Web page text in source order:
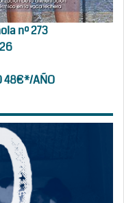
nº 273
48€*/AÑO